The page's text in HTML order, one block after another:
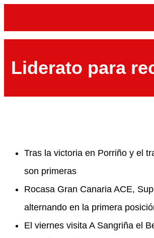
Liderato para
Tras la victoria en Porriño y el
son primeras
Rocasa Gran Canaria ACE,
alternando en la primera
El viernes visita A Sangriña el